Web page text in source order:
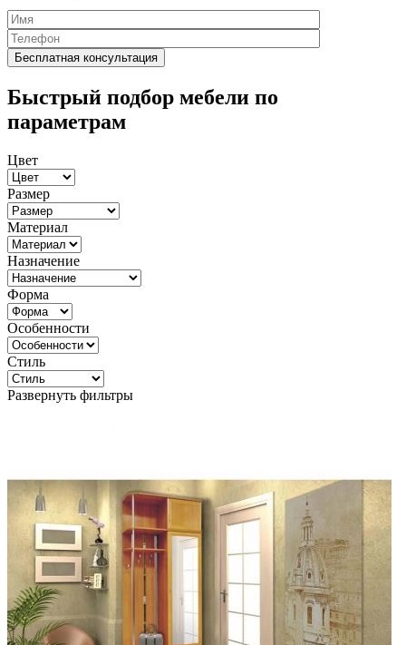
Быстрый подбор мебели по
параметрам
Цвет
Размер
Материал
Назначение
Форма
Особенности
Стиль
Развернуть фильтры